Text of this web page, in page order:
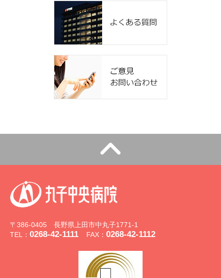
〒386-0405 長野県上田市中丸子1771-1
TEL： 0268-42-1111 FAX： 0268-42-1112